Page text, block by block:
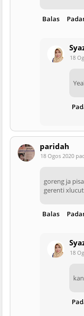
Balas
18
paridah
18 Ogos 2020
goreng ja
gerenti
Balas
18